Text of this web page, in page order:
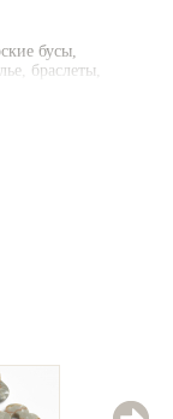
Цвет и размер
от
фото.
бусы,
браслеты,
цвета и